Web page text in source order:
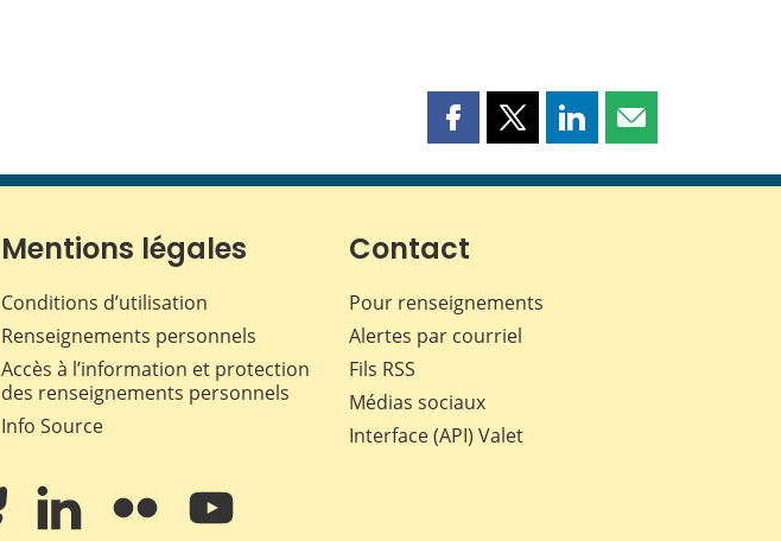
Partager
page
Facebook
Partager
page
Partager
page
Partager
page
Mentions légales
Conditions d’utilisation
Renseignements personnels
Accès à l’information et protection
des renseignements personnels
Info Source
Contact
Pour renseignements
Alertes par courriel
Fils RSS
Médias sociaux
Interface (API) Valet